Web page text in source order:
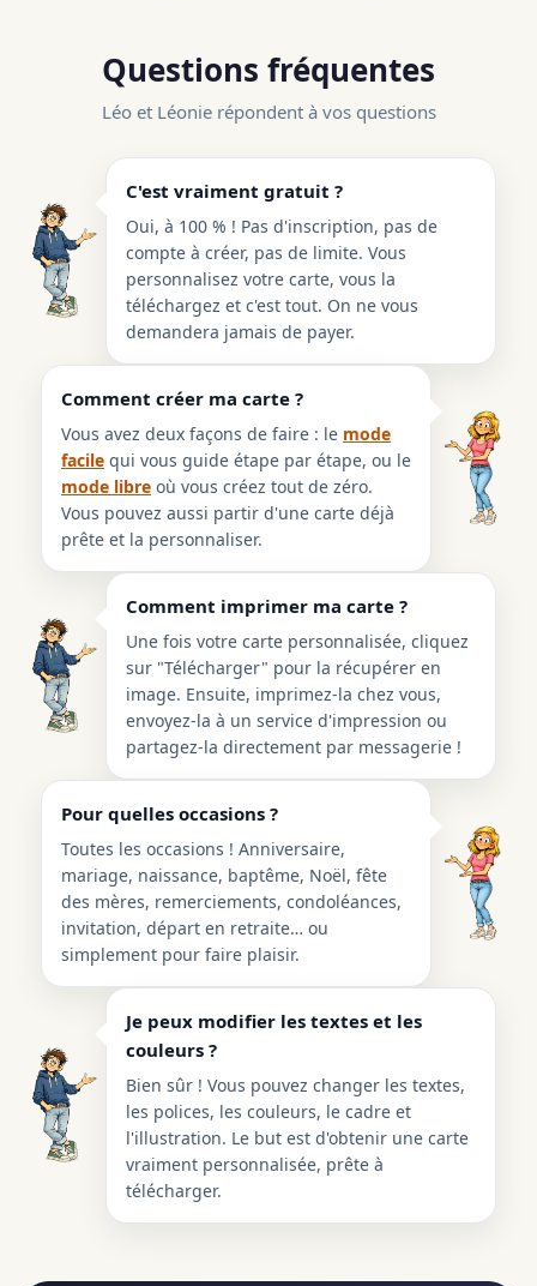
Questions fréquentes
Léo et Léonie répondent à vos questions
C'est vraiment gratuit ?
Oui, à 100 % ! Pas d'inscription, pas de
compte à créer, pas de limite. Vous
personnalisez votre carte, vous la
téléchargez et c'est tout. On ne vous
demandera jamais de payer.
Comment créer ma carte ?
Vous avez deux façons de faire : le mode
facile qui vous guide étape par étape, ou le
mode libre où vous créez tout de zéro.
Vous pouvez aussi partir d'une carte déjà
prête et la personnaliser.
Comment imprimer ma carte ?
Une fois votre carte personnalisée, cliquez
sur "Télécharger" pour la récupérer en
image. Ensuite, imprimez-la chez vous,
envoyez-la à un service d'impression ou
partagez-la directement par messagerie !
Pour quelles occasions ?
Toutes les occasions ! Anniversaire,
mariage, naissance, baptême, Noël, fête
des mères, remerciements, condoléances,
invitation, départ en retraite… ou
simplement pour faire plaisir.
Je peux modifier les textes et les
couleurs ?
Bien sûr ! Vous pouvez changer les textes,
les polices, les couleurs, le cadre et
l'illustration. Le but est d'obtenir une carte
vraiment personnalisée, prête à
télécharger.